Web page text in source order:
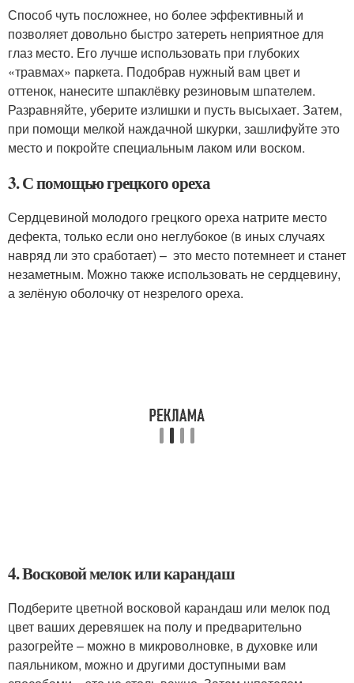
Способ чуть посложнее, но более эффективный и
позволяет довольно быстро затереть неприятное для
глаз место. Его лучше использовать при глубоких
«травмах» паркета. Подобрав нужный вам цвет и
оттенок, нанесите шпаклёвку резиновым шпателем.
Разравняйте, уберите излишки и пусть высыхает. Затем,
при помощи мелкой наждачной шкурки, зашлифуйте это
место и покройте специальным лаком или воском.
3. С помощью грецкого ореха
Сердцевиной молодого грецкого ореха натрите место
дефекта, только если оно неглубокое (в иных случаях
навряд ли это сработает) – это место потемнеет и станет
незаметным. Можно также использовать не сердцевину,
а зелёную оболочку от незрелого ореха.
4. Восковой мелок или карандаш
Подберите цветной восковой карандаш или мелок под
цвет ваших деревяшек на полу и предварительно
разогрейте – можно в микроволновке, в духовке или
паяльником, можно и другими доступными вам